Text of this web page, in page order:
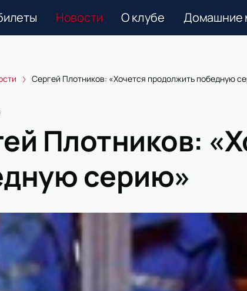
Новости О клубе Домашние
Сергей Плотников: «Хочется продолжить победную
Плотников:
серию»